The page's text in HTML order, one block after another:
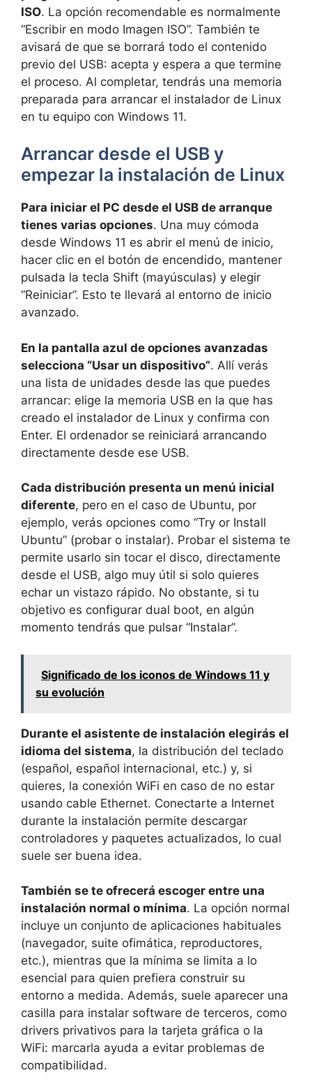
ISO. La opción recomendable es normalmente
“Escribir en modo Imagen ISO”. También te
avisará de que se borrará todo el contenido
previo del USB: acepta y espera a que termine
el proceso. Al completar, tendrás una memoria
preparada para arrancar el instalador de Linux
en tu equipo con Windows 11.
Arrancar desde el USB y
empezar la instalación de Linux
Para iniciar el PC desde el USB de arranque
tienes varias opciones. Una muy cómoda
desde Windows 11 es abrir el menú de inicio,
hacer clic en el botón de encendido, mantener
pulsada la tecla Shift (mayúsculas) y elegir
“Reiniciar”. Esto te llevará al entorno de inicio
avanzado.
En la pantalla azul de opciones avanzadas
selecciona “Usar un dispositivo”. Allí verás
una lista de unidades desde las que puedes
arrancar: elige la memoria USB en la que has
creado el instalador de Linux y confirma con
Enter. El ordenador se reiniciará arrancando
directamente desde ese USB.
Cada distribución presenta un menú inicial
diferente, pero en el caso de Ubuntu, por
ejemplo, verás opciones como “Try or Install
Ubuntu” (probar o instalar). Probar el sistema te
permite usarlo sin tocar el disco, directamente
desde el USB, algo muy útil si solo quieres
echar un vistazo rápido. No obstante, si tu
objetivo es configurar dual boot, en algún
momento tendrás que pulsar “Instalar”.
Significado de los iconos de Windows 11 y
su evolución
Durante el asistente de instalación elegirás el
idioma del sistema, la distribución del teclado
(español, español internacional, etc.) y, si
quieres, la conexión WiFi en caso de no estar
usando cable Ethernet. Conectarte a Internet
durante la instalación permite descargar
controladores y paquetes actualizados, lo cual
suele ser buena idea.
También se te ofrecerá escoger entre una
instalación normal o mínima. La opción normal
incluye un conjunto de aplicaciones habituales
(navegador, suite ofimática, reproductores,
etc.), mientras que la mínima se limita a lo
esencial para quien prefiera construir su
entorno a medida. Además, suele aparecer una
casilla para instalar software de terceros, como
drivers privativos para la tarjeta gráfica o la
WiFi: marcarla ayuda a evitar problemas de
compatibilidad.